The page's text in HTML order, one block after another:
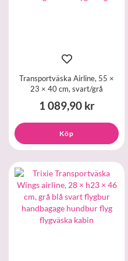
Transportväska Airline, 55 ×
23 × 40 cm, svart/grå
1 089,90 kr
Köp